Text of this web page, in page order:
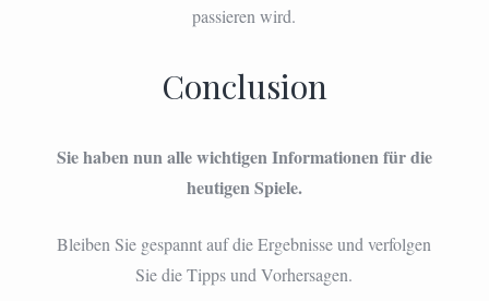
passieren wird.
Conclusion
Sie haben nun alle wichtigen Informationen für die
heutigen Spiele.
Bleiben Sie gespannt auf die Ergebnisse und verfolgen
Sie die Tipps und Vorhersagen.